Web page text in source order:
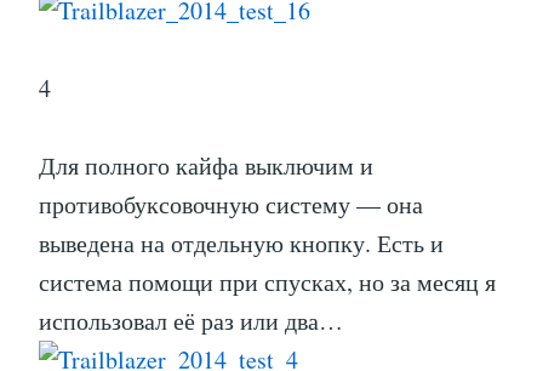
4
Для полного кайфа выключим и
противобуксовочную систему — она
выведена на отдельную кнопку. Есть и
система помощи при спусках, но за месяц я
использовал её раз или два…